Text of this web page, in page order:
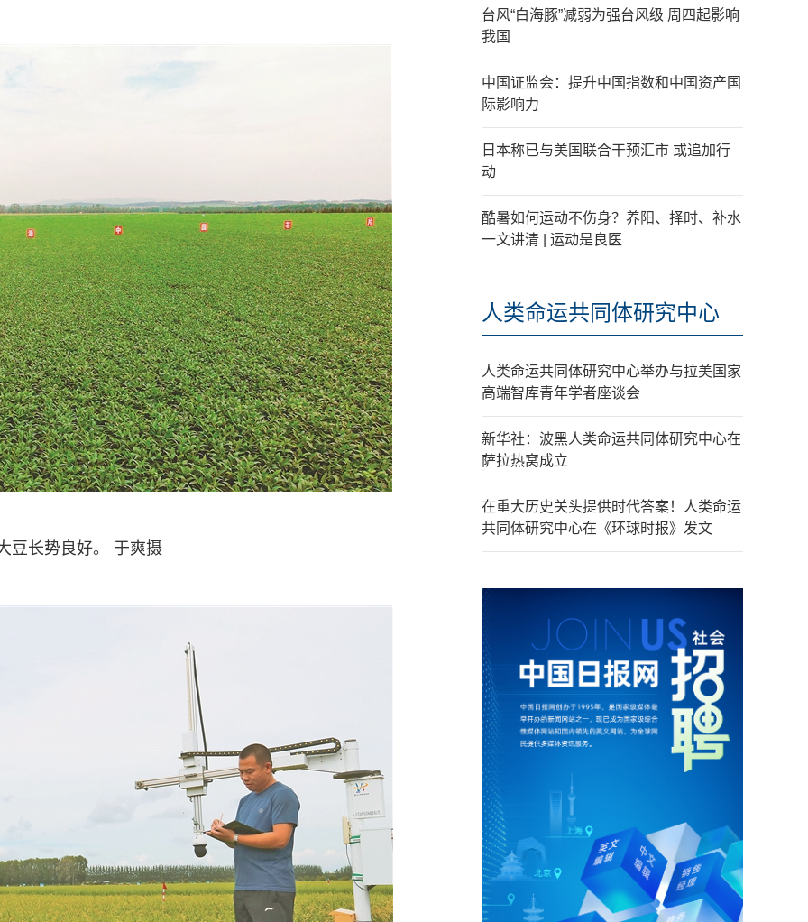
势良好。 于爽摄
台风“白海豚”减弱为强台风级 周四起影响
我国
中国证监会：提升中国指数和中国资产国
际影响力
日本称已与美国联合干预汇市 或追加行
动
酷暑如何运动不伤身？养阳、择时、补水
一文讲清 | 运动是良医
人类命运共同体研究中心
人类命运共同体研究中心举办与拉美国家
高端智库青年学者座谈会
新华社：波黑人类命运共同体研究中心在
萨拉热窝成立
在重大历史关头提供时代答案！人类命运
共同体研究中心在《环球时报》发文